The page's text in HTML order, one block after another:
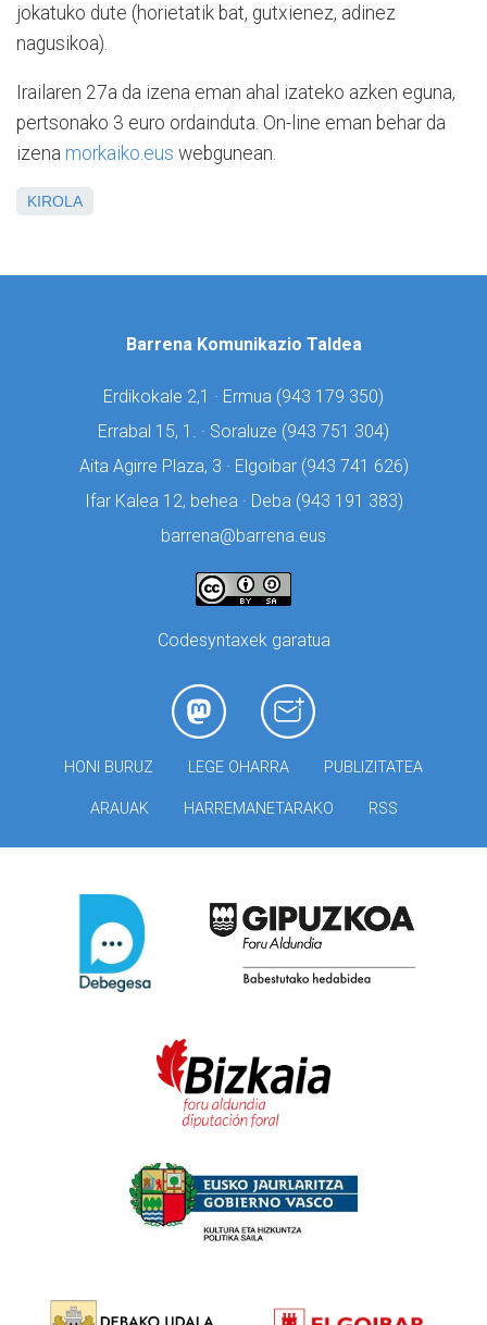
jokatuko dute (horietatik bat, gutxienez, adinez
nagusikoa).
Irailaren 27a da izena eman ahal izateko azken eguna,
pertsonako 3 euro ordainduta. On-line eman behar da
izena morkaiko.eus webgunean.
KIROLA
Barrena Komunikazio Taldea
Erdikokale 2,1 · Ermua (943 179 350)
Errabal 15, 1. · Soraluze (943 751 304)
Aita Agirre Plaza, 3 · Elgoibar (943 741 626)
Ifar Kalea 12, behea · Deba (943 191 383)
barrena@barrena.eus
Codesyntaxek garatua
HONI BURUZ LEGE OHARRA PUBLIZITATEA
ARAUAK HARREMANETARAKO RSS